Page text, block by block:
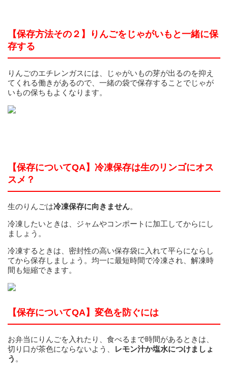
【保存方法その２】りんごをじゃがいもと一緒に保
存する
りんごのエチレンガスには、じゃがいもの芽が出るのを抑え
てくれる働きがあるので、一緒の袋で保存することでじゃが
いもの保ちもよくなります。
【保存についてQA】冷凍保存は生のリンゴにオス
スメ？
生のりんごは冷凍保存に向きません。
冷凍したいときは、ジャムやコンポートに加工してからにし
ましょう。
冷凍するときは、密封性の高い保存袋に入れて平らにならし
てから保存しましょう。均一に最短時間で冷凍され、解凍時
間も短縮できます。
【保存についてQA】変色を防ぐには
お弁当にりんごを入れたり、食べるまで時間があるときは、
切り口が茶色にならないよう、
レモン汁か塩水につけましょ
う 。